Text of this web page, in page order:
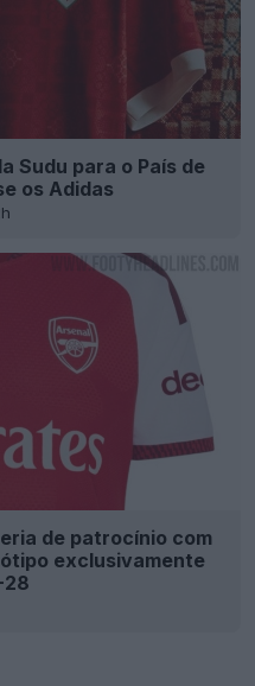
Sudu para o País de
os Adidas
de patrocínio com
exclusivamente
28